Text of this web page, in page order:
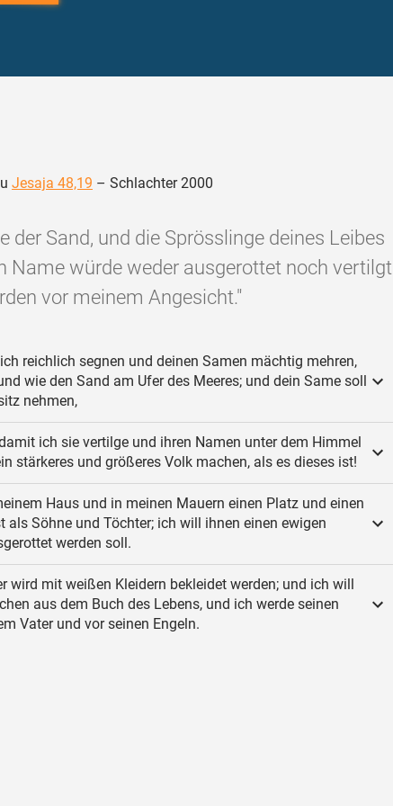
Jesaja 48,19 – Schlachter 2000
der Sand, und die Sprösslinge deines Leibes
Name würde weder ausgerottet noch vertilgt
vor meinem Angesicht."
reichlich segnen und deinen Samen mächtig mehren,
wie den Sand am Ufer des Meeres; und dein Same soll
nehmen,
ich sie vertilge und ihren Namen unter dem Himmel
stärkeres und größeres Volk machen, als es dieses ist!
Haus und in meinen Mauern einen Platz und einen
als Söhne und Töchter; ich will ihnen einen ewigen
werden soll.
wird mit weißen Kleidern bekleidet werden; und ich will
aus dem Buch des Lebens, und ich werde seinen
Vater und vor seinen Engeln.